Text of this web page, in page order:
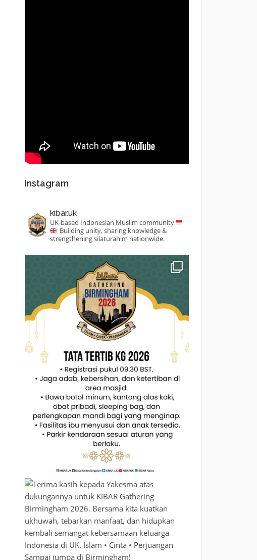
Instagram
kibar.uk
UK-based Indonesian Muslim community
Building unity, sharing knowledge &
strengthening silaturahim nationwide.